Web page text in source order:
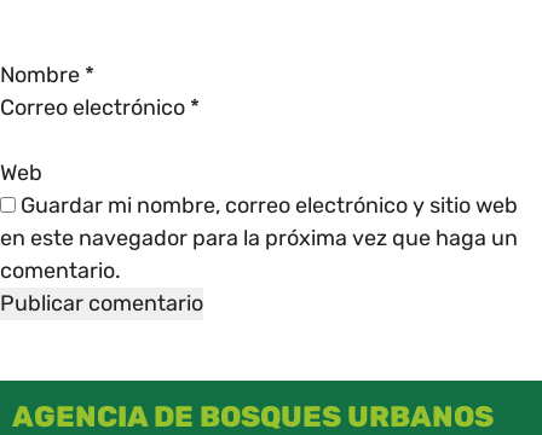
Nombre *
Correo electrónico *
Web
Guardar mi nombre, correo electrónico y sitio web
en este navegador para la próxima vez que haga un
comentario.
AGENCIA DE BOSQUES URBANOS